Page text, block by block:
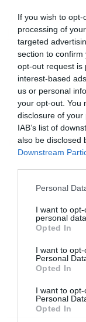
If you wish to
processing of
targeted
section to
opt-out request is
interest-based
us or personal
your opt-out. You
disclosure of
IAB’s list of
also be disclosed
Downstream
Personal
I want to
personal data.
Opted In
I want to
Personal
Opted In
I want to
Personal
Opted In
Τραμπ: Η Κίνα
Boeing
Newsγια
TAGS: REAL